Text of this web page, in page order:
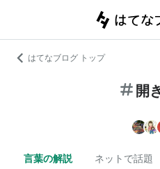
はてなブログ トップ
開
言葉の解説 ネットで話題